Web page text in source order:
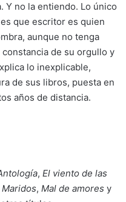
Y no la entiendo. Lo único
que escritor es quien
aunque no tenga
de su orgullo y
lo inexplicable,
de sus libros, puesta en
años de distancia.
, El viento de las
Maridos, Mal de amores y